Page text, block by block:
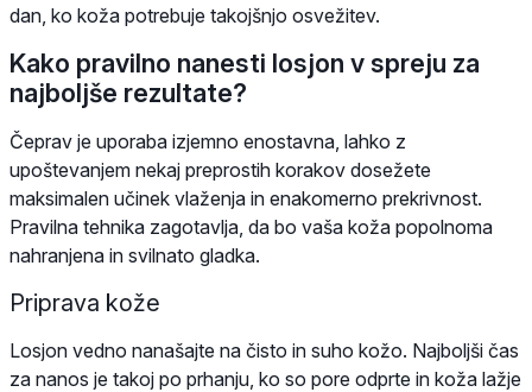
dan, ko koža potrebuje takojšnjo osvežitev.
Kako pravilno nanesti losjon v spreju za
najboljše rezultate?
Čeprav je uporaba izjemno enostavna, lahko z
upoštevanjem nekaj preprostih korakov dosežete
maksimalen učinek vlaženja in enakomerno prekrivnost.
Pravilna tehnika zagotavlja, da bo vaša koža popolnoma
nahranjena in svilnato gladka.
Priprava kože
Losjon vedno nanašajte na čisto in suho kožo. Najboljši čas
za nanos je takoj po prhanju, ko so pore odprte in koža lažje